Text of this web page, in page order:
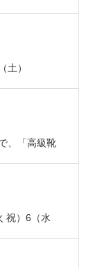
定…
土）
、「高級靴
祝）6（水